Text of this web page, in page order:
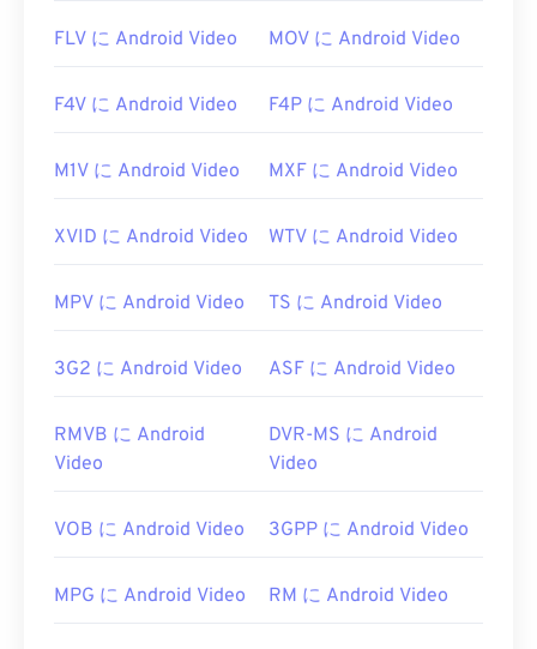
「DivX ;-)」というウィンク絵文字で表記されてい
スに表現したものだったのです。
役立つリンク:
https://www.divx.com/en/software/divx/
FLV に Android Video MOV に Android Video
F4V に Android Video F4P に Android Video
M1V に Android Video MXF に Android Video
XVID に Android Video WTV に Android Video
MPV に Android Video TS に Android Video
3G2 に Android Video ASF に Android Video
RMVB に Android
Video
DVR-MS に Android
Video
VOB に Android Video 3GPP に Android Video
MPG に Android Video RM に Android Video